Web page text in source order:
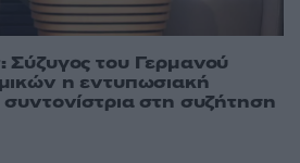
του Γερμανού
η εντυπωσιακή
στη συζήτηση